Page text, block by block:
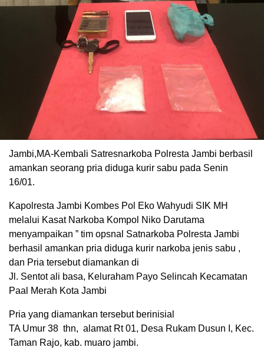
Jambi,MA-Kembali Satresnarkoba Polresta Jambi berbasil
amankan seorang pria diduga kurir sabu pada Senin
16/01.
Kapolresta Jambi Kombes Pol Eko Wahyudi SIK MH
melalui Kasat Narkoba Kompol Niko Darutama
menyampaikan ” tim opsnal Satnarkoba Polresta Jambi
berhasil amankan pria diduga kurir narkoba jenis sabu ,
dan Pria tersebut diamankan di
Jl. Sentot ali basa, Keluraham Payo Selincah Kecamatan
Paal Merah Kota Jambi
Pria yang diamankan tersebut berinisial
TA Umur 38 thn, alamat Rt 01, Desa Rukam Dusun I, Kec.
Taman Rajo, kab. muaro jambi.